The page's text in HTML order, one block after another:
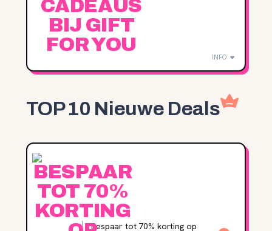
INFO
TOP 10 Nieuwe Deals
Bespaar tot 70% korting op